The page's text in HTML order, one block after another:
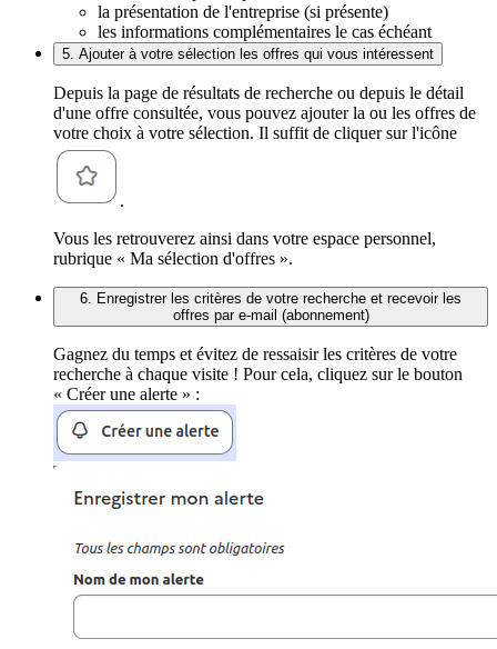
la présentation de l'entreprise (si présente)
les informations complémentaires le cas échéant
5. Ajouter à votre sélection les offres qui vous intéressent
Depuis la page de résultats de recherche ou depuis le détail
d'une offre consultée, vous pouvez ajouter la ou les offres de
votre choix à votre sélection. Il suffit de cliquer sur l'icône
.
Vous les retrouverez ainsi dans votre espace personnel,
rubrique « Ma sélection d'offres ».
6. Enregistrer les critères de votre recherche et recevoir les
offres par e-mail (abonnement)
Gagnez du temps et évitez de ressaisir les critères de votre
recherche à chaque visite ! Pour cela, cliquez sur le bouton
« Créer une alerte » :